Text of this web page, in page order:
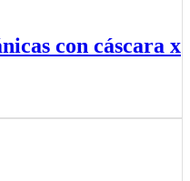
con cáscara x